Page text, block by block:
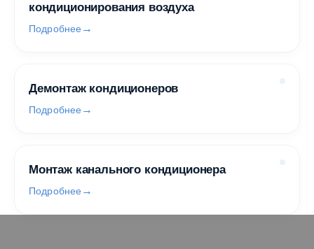
кондиционирования воздуха
Подробнее
Демонтаж кондиционеров
Подробнее
Монтаж канального кондиционера
Подробнее